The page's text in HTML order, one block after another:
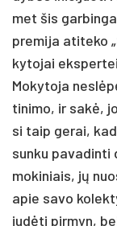
met šis
pre­mi­ja ati­te­ko
ky­to­jai
Mo­ky­to­ja
ti­ni­mo, ir sakė,
si taip ge­rai,
sun­ku pa­va­din­ti
mo­ki­niais, jų
apie sa­vo
judė­ti pir­myn,